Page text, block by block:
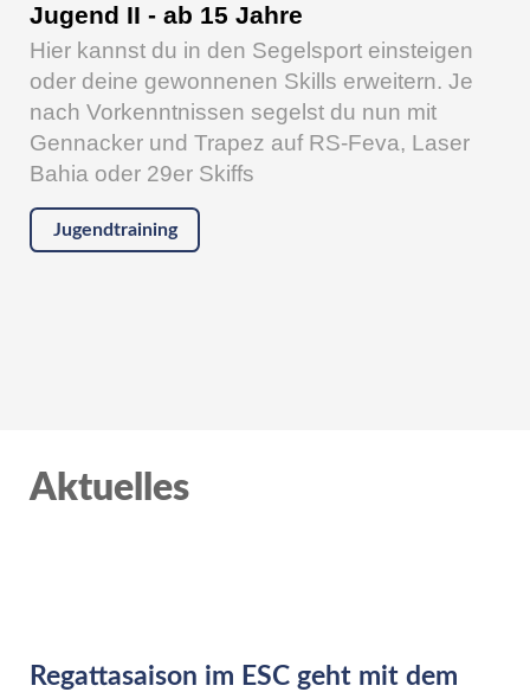
Jugend II - ab 15 Jahre
Hier kannst du in den Segelsport einsteigen
oder deine gewonnenen Skills erweitern. Je
nach Vorkenntnissen segelst du nun mit
Gennacker und Trapez auf RS-Feva, Laser
Bahia oder 29er Skiffs
Jugendtraining
Aktuelles
Regattasaison im ESC geht mit dem